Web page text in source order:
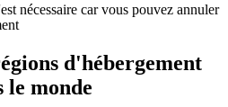
nécessaire car vous pouvez annuler
d'hébergement
le monde